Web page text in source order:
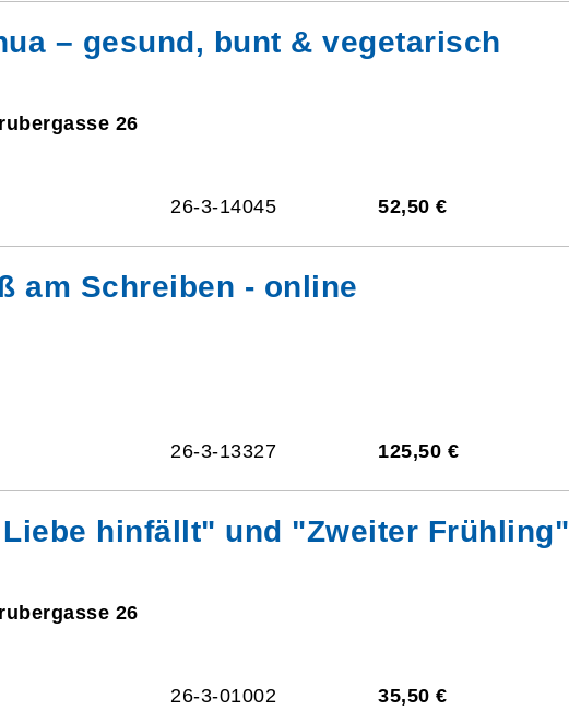
– gesund, bunt & vegetarisch
26
26-3-14045 52,50 €
am Schreiben - online
26-3-13327 125,50 €
hinfällt" und "Zweiter Frühling"
26
26-3-01002 35,50 €